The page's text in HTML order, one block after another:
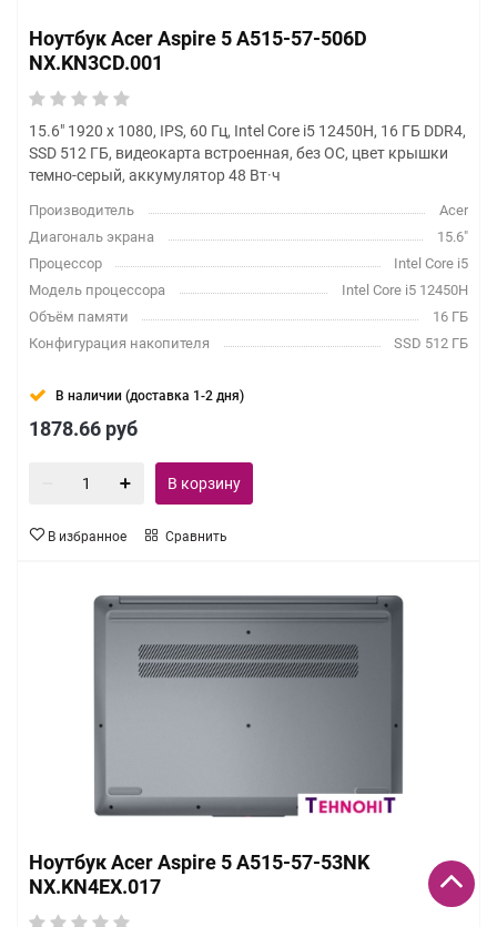
Ноутбук Acer Aspire 5 A515-57-506D
NX.KN3CD.001
15.6" 1920 x 1080, IPS, 60 Гц, Intel Core i5 12450H, 16 ГБ DDR4,
SSD 512 ГБ, видеокарта встроенная, без ОС, цвет крышки
темно-серый, аккумулятор 48 Вт·ч
Производитель
Acer
Диагональ экрана
15.6"
Процессор
Intel Core i5
Модель процессора
Intel Core i5 12450H
Объём памяти
16 ГБ
Конфигурация накопителя
SSD 512 ГБ
В наличии (доставка 1-2 дня)
1878.66 руб
В корзину
В избранное Сравнить
Ноутбук Acer Aspire 5 A515-57-53NK
NX.KN4EX.017